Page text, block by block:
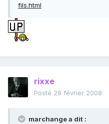
fils.html
rixxe
Posté 29 février 2008
marchange a dit :